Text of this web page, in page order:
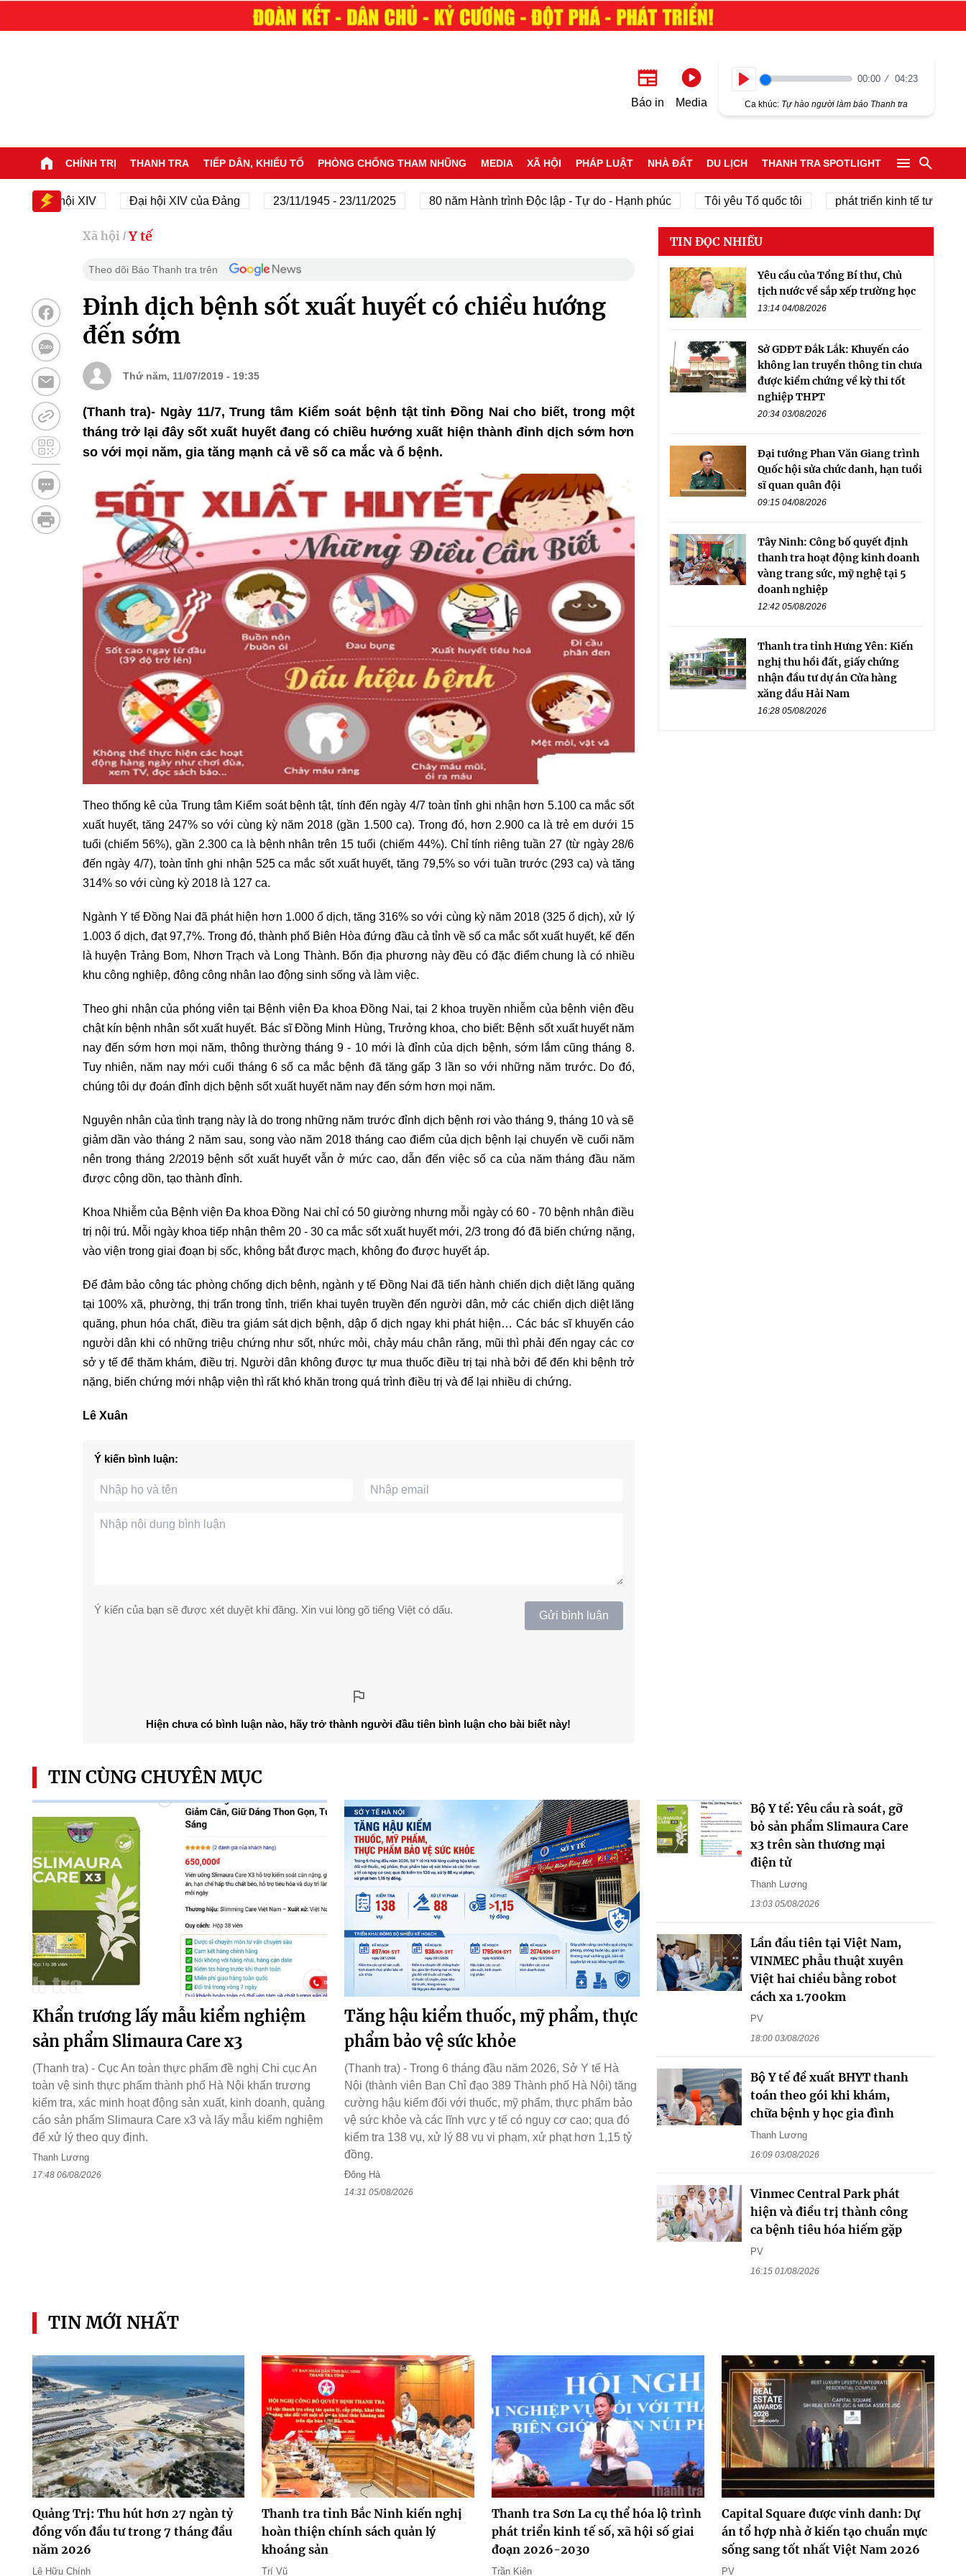
Báo in Media
00:00 04:23
Ca khúc: Tự hào người làm báo Thanh tra
CHÍNH TRỊ THANH TRA TIẾP DÂN, KHIẾU TỐ PHÒNG CHỐNG THAM NHŨNG MEDIA XÃ HỘI PHÁP LUẬT NHÀ ĐẤT DU LỊCH THANH TRA SPOTLIGHT
Đại hội XIV Đại hội XIV của Đảng 23/11/1945 - 23/11/2025 80 năm Hành trình Độc lập - Tự do - Hạnh phúc Tôi yêu Tổ quốc tôi phát triển kinh tế tư nhân
Xã hội / Y tế
Theo dõi Báo Thanh tra trên
Đỉnh dịch bệnh sốt xuất huyết có chiều hướng
đến sớm
Thứ năm, 11/07/2019 - 19:35
(Thanh tra)- Ngày 11/7, Trung tâm Kiểm soát bệnh tật tỉnh Đồng Nai cho biết, trong một
tháng trở lại đây sốt xuất huyết đang có chiều hướng xuất hiện thành đỉnh dịch sớm hơn
so với mọi năm, gia tăng mạnh cả về số ca mắc và ổ bệnh.
Theo thống kê của Trung tâm Kiểm soát bệnh tật, tính đến ngày 4/7 toàn tỉnh ghi nhận hơn 5.100 ca mắc sốt
xuất huyết, tăng 247% so với cùng kỳ năm 2018 (gần 1.500 ca). Trong đó, hơn 2.900 ca là trẻ em dưới 15
tuổi (chiếm 56%), gần 2.300 ca là bệnh nhân trên 15 tuổi (chiếm 44%). Chỉ tính riêng tuần 27 (từ ngày 28/6
đến ngày 4/7), toàn tỉnh ghi nhận 525 ca mắc sốt xuất huyết, tăng 79,5% so với tuần trước (293 ca) và tăng
314% so với cùng kỳ 2018 là 127 ca.
Ngành Y tế Đồng Nai đã phát hiện hơn 1.000 ổ dịch, tăng 316% so với cùng kỳ năm 2018 (325 ổ dịch), xử lý
1.003 ổ dịch, đạt 97,7%. Trong đó, thành phố Biên Hòa đứng đầu cả tỉnh về số ca mắc sốt xuất huyết, kế đến
là huyện Trảng Bom, Nhơn Trạch và Long Thành. Bốn địa phương này đều có đặc điểm chung là có nhiều
khu công nghiệp, đông công nhân lao động sinh sống và làm việc.
Theo ghi nhận của phóng viên tại Bệnh viện Đa khoa Đồng Nai, tại 2 khoa truyền nhiễm của bệnh viện đều
chật kín bệnh nhân sốt xuất huyết. Bác sĩ Đồng Minh Hùng, Trưởng khoa, cho biết: Bệnh sốt xuất huyết năm
nay đến sớm hơn mọi năm, thông thường tháng 9 - 10 mới là đỉnh của dịch bệnh, sớm lắm cũng tháng 8.
Tuy nhiên, năm nay mới cuối tháng 6 số ca mắc bệnh đã tăng gấp 3 lần so với những năm trước. Do đó,
chúng tôi dự đoán đỉnh dịch bệnh sốt xuất huyết năm nay đến sớm hơn mọi năm.
Nguyên nhân của tình trạng này là do trong những năm trước đỉnh dịch bệnh rơi vào tháng 9, tháng 10 và sẽ
giảm dần vào tháng 2 năm sau, song vào năm 2018 tháng cao điểm của dịch bệnh lại chuyển về cuối năm
nên trong tháng 2/2019 bệnh sốt xuất huyết vẫn ở mức cao, dẫn đến việc số ca của năm tháng đầu năm
được cộng dồn, tạo thành đỉnh.
Khoa Nhiễm của Bệnh viện Đa khoa Đồng Nai chỉ có 50 giường nhưng mỗi ngày có 60 - 70 bệnh nhân điều
trị nội trú. Mỗi ngày khoa tiếp nhận thêm 20 - 30 ca mắc sốt xuất huyết mới, 2/3 trong đó đã biến chứng nặng,
vào viện trong giai đoạn bị sốc, không bắt được mạch, không đo được huyết áp.
Để đảm bảo công tác phòng chống dịch bệnh, ngành y tế Đồng Nai đã tiến hành chiến dịch diệt lăng quăng
tại 100% xã, phường, thị trấn trong tỉnh, triển khai tuyên truyền đến người dân, mở các chiến dịch diệt lăng
quăng, phun hóa chất, điều tra giám sát dịch bệnh, dập ổ dịch ngay khi phát hiện… Các bác sĩ khuyến cáo
người dân khi có những triệu chứng như sốt, nhức mỏi, chảy máu chân răng, mũi thì phải đến ngay các cơ
sở y tế để thăm khám, điều trị. Người dân không được tự mua thuốc điều trị tại nhà bởi để đến khi bệnh trở
nặng, biến chứng mới nhập viện thì rất khó khăn trong quá trình điều trị và để lại nhiều di chứng.
Lê Xuân
Ý kiến bình luận:
Ý kiến của bạn sẽ được xét duyệt khi đăng. Xin vui lòng gõ tiếng Việt có dấu. Gửi bình luận
Hiện chưa có bình luận nào, hãy trở thành người đầu tiên bình luận cho bài biết này!
TIN ĐỌC NHIỀU
Yêu cầu của Tổng Bí thư, Chủ
tịch nước về sắp xếp trường học
13:14 04/08/2026
Sở GDĐT Đắk Lắk: Khuyến cáo
không lan truyền thông tin chưa
được kiểm chứng về kỳ thi tốt
nghiệp THPT
20:34 03/08/2026
Đại tướng Phan Văn Giang trình
Quốc hội sửa chức danh, hạn tuổi
sĩ quan quân đội
09:15 04/08/2026
Tây Ninh: Công bố quyết định
thanh tra hoạt động kinh doanh
vàng trang sức, mỹ nghệ tại 5
doanh nghiệp
12:42 05/08/2026
Thanh tra tỉnh Hưng Yên: Kiến
nghị thu hồi đất, giấy chứng
nhận đầu tư dự án Cửa hàng
xăng dầu Hải Nam
16:28 05/08/2026
TIN CÙNG CHUYÊN MỤC
Khẩn trương lấy mẫu kiểm nghiệm
sản phẩm Slimaura Care x3
(Thanh tra) - Cục An toàn thực phẩm đề nghị Chi cục An
toàn vệ sinh thực phẩm thành phố Hà Nội khẩn trương
kiểm tra, xác minh hoạt động sản xuất, kinh doanh, quảng
cáo sản phẩm Slimaura Care x3 và lấy mẫu kiểm nghiệm
để xử lý theo quy định.
Thanh Lương
17:48 06/08/2026
Tăng hậu kiểm thuốc, mỹ phẩm, thực
phẩm bảo vệ sức khỏe
(Thanh tra) - Trong 6 tháng đầu năm 2026, Sở Y tế Hà
Nội (thành viên Ban Chỉ đạo 389 Thành phố Hà Nội) tăng
cường hậu kiểm đối với thuốc, mỹ phẩm, thực phẩm bảo
vệ sức khỏe và các lĩnh vực y tế có nguy cơ cao; qua đó
kiểm tra 138 vụ, xử lý 88 vụ vi phạm, xử phạt hơn 1,15 tỷ
đồng.
Đông Hà
14:31 05/08/2026
Bộ Y tế: Yêu cầu rà soát, gỡ
bỏ sản phẩm Slimaura Care
x3 trên sàn thương mại
điện tử
Thanh Lương
13:03 05/08/2026
Lần đầu tiên tại Việt Nam,
VINMEC phẫu thuật xuyên
Việt hai chiều bằng robot
cách xa 1.700km
PV
18:00 03/08/2026
Bộ Y tế đề xuất BHYT thanh
toán theo gói khi khám,
chữa bệnh y học gia đình
Thanh Lương
16:09 03/08/2026
Vinmec Central Park phát
hiện và điều trị thành công
ca bệnh tiêu hóa hiếm gặp
PV
16:15 01/08/2026
TIN MỚI NHẤT
Quảng Trị: Thu hút hơn 27 ngàn tỷ
đồng vốn đầu tư trong 7 tháng đầu
năm 2026
Lê Hữu Chính
Thanh tra tỉnh Bắc Ninh kiến nghị
hoàn thiện chính sách quản lý
khoáng sản
Trí Vũ
Thanh tra Sơn La cụ thể hóa lộ trình
phát triển kinh tế số, xã hội số giai
đoạn 2026-2030
Trần Kiên
Capital Square được vinh danh: Dự
án tổ hợp nhà ở kiến tạo chuẩn mực
sống sang tốt nhất Việt Nam 2026
PV